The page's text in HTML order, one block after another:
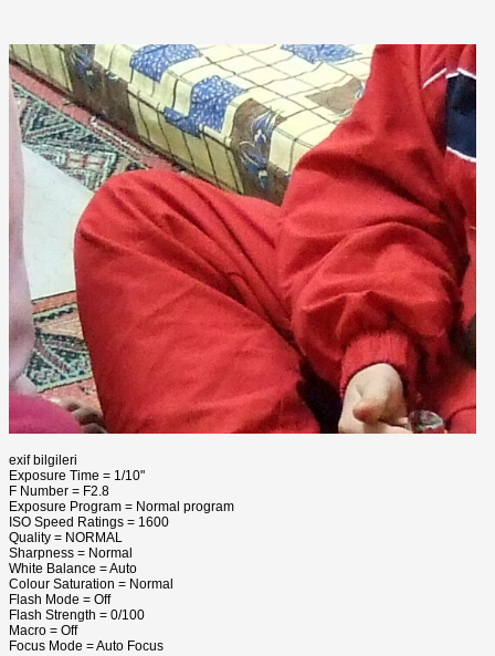
exif bilgileri
Exposure Time = 1/10"
F Number = F2.8
Exposure Program = Normal program
ISO Speed Ratings = 1600
Quality = NORMAL
Sharpness = Normal
White Balance = Auto
Colour Saturation = Normal
Flash Mode = Off
Flash Strength = 0/100
Macro = Off
Focus Mode = Auto Focus